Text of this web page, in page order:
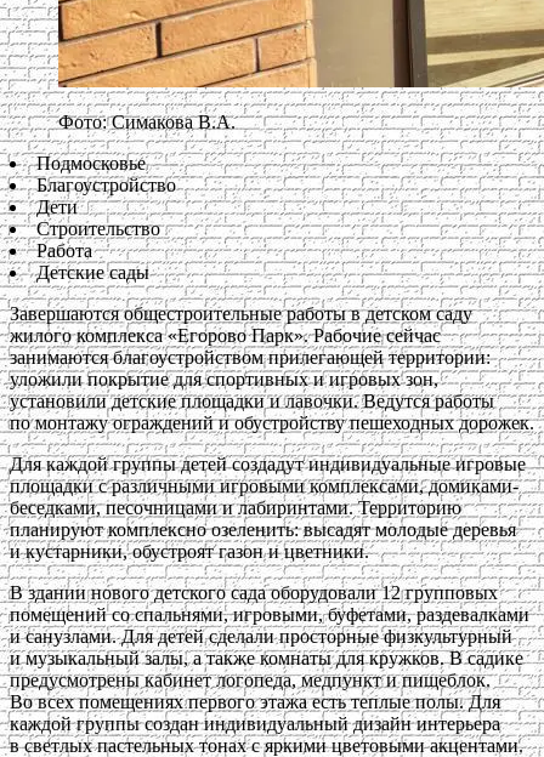
Фото: Симакова В.А.
Подмосковье
Благоустройство
Дети
Строительство
Работа
Детские сады
Завершаются общестроительные работы в детском саду
жилого комплекса «Егорово Парк». Рабочие сейчас
занимаются благоустройством прилегающей территории:
уложили покрытие для спортивных и игровых зон,
установили детские площадки и лавочки. Ведутся работы
по монтажу ограждений и обустройству пешеходных дорожек.
Для каждой группы детей создадут индивидуальные игровые
площадки с различными игровыми комплексами, домиками-
беседками, песочницами и лабиринтами. Территорию
планируют комплексно озеленить: высадят молодые деревья
и кустарники, обустроят газон и цветники.
В здании нового детского сада оборудовали 12 групповых
помещений со спальнями, игровыми, буфетами, раздевалками
и санузлами. Для детей сделали просторные физкультурный
и музыкальный залы, а также комнаты для кружков. В садике
предусмотрены кабинет логопеда, медпункт и пищеблок.
Во всех помещениях первого этажа есть теплые полы. Для
каждой группы создан индивидуальный дизайн интерьера
в светлых пастельных тонах с яркими цветовыми акцентами.